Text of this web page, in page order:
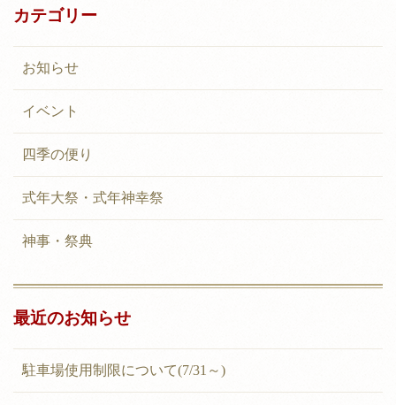
カテゴリー
お知らせ
イベント
四季の便り
式年大祭・式年神幸祭
神事・祭典
最近のお知らせ
駐車場使用制限について(7/31～)